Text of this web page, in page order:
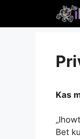
turinio
Kas
Bet